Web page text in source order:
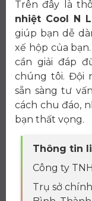
Trên đây là
nhiệt Cool N
giúp bạn dễ
xế hộp của
cần giải đáp
chúng tôi. Đội
sẵn sàng tư
cách chu đáo,
bạn thất vọng.
Thông tin
Công ty
Trụ sở